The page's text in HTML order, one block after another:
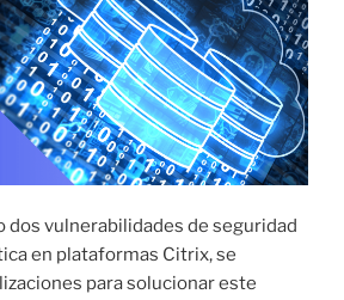
dos vulnerabilidades de seguridad
en plataformas Citrix, se
para solucionar este